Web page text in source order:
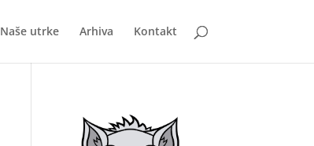
Naše utrke Arhiva Kontakt